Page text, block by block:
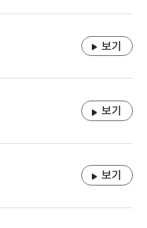
보기
보기
보기